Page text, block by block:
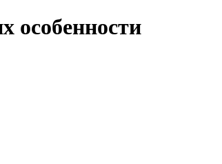
особенности